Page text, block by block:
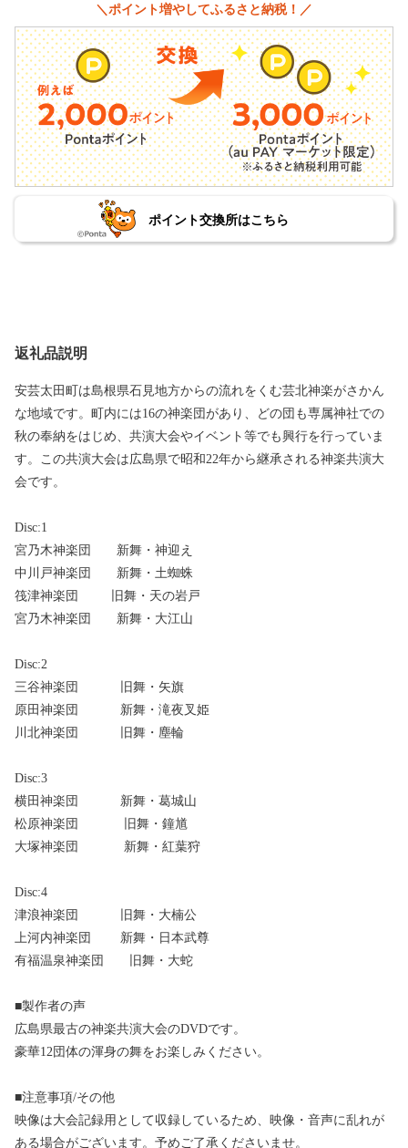
＼ポイント増やしてふるさと納税！／
ポイント交換所はこちら
返礼品説明
安芸太田町は島根県石見地方からの流れをくむ芸北神楽がさかん
な地域です。町内には16の神楽団があり、どの団も専属神社での
秋の奉納をはじめ、共演大会やイベント等でも興行を行っていま
す。この共演大会は広島県で昭和22年から継承される神楽共演大
会です。
Disc:1
宮乃木神楽団 新舞・神迎え
中川戸神楽団 新舞・土蜘蛛
筏津神楽団 旧舞・天の岩戸
宮乃木神楽団 新舞・大江山
Disc:2
三谷神楽団 旧舞・矢旗
原田神楽団 新舞・滝夜叉姫
川北神楽団 旧舞・塵輪
Disc:3
横田神楽団 新舞・葛城山
松原神楽団 旧舞・鐘馗
大塚神楽団 新舞・紅葉狩
Disc:4
津浪神楽団 旧舞・大楠公
上河内神楽団 新舞・日本武尊
有福温泉神楽団 旧舞・大蛇
■製作者の声
広島県最古の神楽共演大会のDVDです。
豪華12団体の渾身の舞をお楽しみください。
■注意事項/その他
映像は大会記録用として収録しているため、映像・音声に乱れが
ある場合がございます。予めご了承くださいませ。